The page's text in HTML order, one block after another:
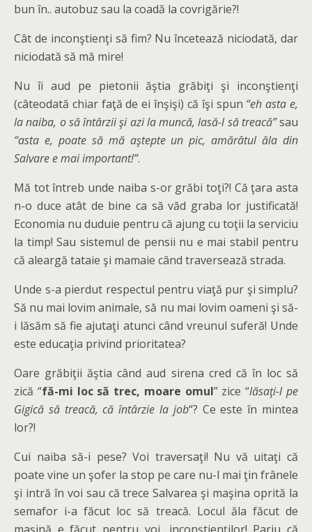
bun în.. autobuz sau la coadă la covrigărie?!
Cât de inconştienţi să fim? Nu încetează niciodată, dar
niciodată să mă mire!
Nu îi aud pe pietonii ăştia grăbiţi şi inconştienţi
(câteodată chiar faţă de ei înşişi) că îşi spun “eh asta e,
la naiba, o să întârzii şi azi la muncă, lasă-l să treacă”sau
“asta e, poate să mă aştepte un pic, amărâtul ăla din
Salvare e mai important!”.
Mă tot întreb unde naiba s-or grăbi toţi?! Că ţara asta
n-o duce atât de bine ca să văd graba lor justificată!
Economia nu duduie pentru că ajung cu toţii la serviciu
la timp! Sau sistemul de pensii nu e mai stabil pentru
că aleargă tataie şi mamaie când traversează strada.
Unde s-a pierdut respectul pentru viaţă pur şi simplu?
Să nu mai lovim animale, să nu mai lovim oameni şi să-
i lăsăm să fie ajutaţi atunci când vreunul suferă! Unde
este educaţia privind prioritatea?
Oare grăbiţii ăştia când aud sirena cred că în loc să
zică “fă-mi loc să trec, moare omul” zice “lăsaţi-l pe
Gigică să treacă, că întârzie la job“? Ce este în mintea
lor?!
Cui naiba să-i pese? Voi traversaţi! Nu vă uitaţi că
poate vine un şofer la stop pe care nu-l mai ţin frânele
şi intră în voi sau că trece Salvarea şi maşina oprită la
semafor i-a făcut loc să treacă. Locul ăla făcut de